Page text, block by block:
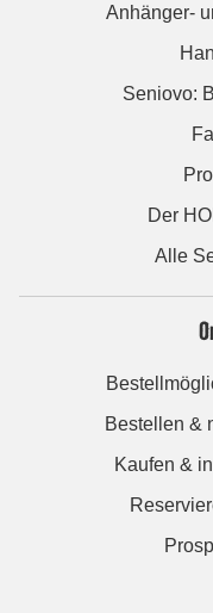
Anhänger-
Seniovo:
Der
Alle
Bestellen &
Kaufen &